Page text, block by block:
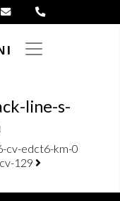
line-s-
cv-edct6-km-0
129